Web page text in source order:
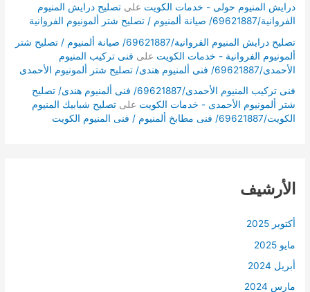
درايش المنيوم حولى - خدمات الكويت علىتصليح درايش المنيوم
الفروانية/69621887/ صيانة ألمنيوم / تصليح شتر ألمونيوم الفروانية
تصليح درايش المنيوم الفروانية/69621887/ صيانة ألمنيوم / تصليح شتر
ألمونيوم الفروانية - خدمات الكويت على فنى تركيب المنيوم
الأحمدى/69621887/ فنى ألمنيوم هندى/ تصليح شتر ألمونيوم الأحمدى
فنى تركيب المنيوم الأحمدى/69621887/ فنى ألمنيوم هندى/ تصليح
شتر ألمونيوم الأحمدى - خدمات الكويت علىتصليح شبابيك المنيوم
الكويت/69621887/ فنى مطابخ ألمنيوم / فنى المنيوم الكويت
الأرشيف
أكتوبر 2025
مايو 2025
أبريل 2024
مارس 2024